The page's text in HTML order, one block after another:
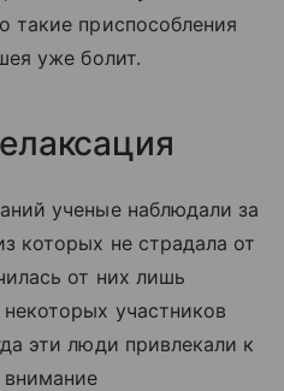
такие приспособления
уже болит.
ученые наблюдали за
которых не страдала от
от них лишь
участников
эти люди привлекали к
внимание